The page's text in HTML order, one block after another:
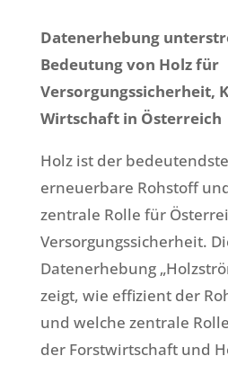
Datenerhebung
Bedeutung von Holz für
Versorgungssicherheit,
Wirtschaft in Österreich
Holz ist der
erneuerbare Rohstoff
zentrale Rolle für
Versorgungssicherheit.
Datenerhebung
zeigt, wie effizient der
und welche zentrale
der Forstwirtschaft und